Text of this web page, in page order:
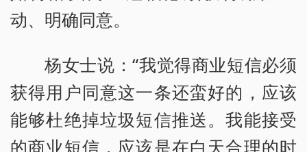
动、明确同意。
杨女士说：“我觉得商业短信必须
获得用户同意这一条还蛮好的，应该
能够杜绝掉垃圾短信推送。我能接受
的商业短信，应该是在白天合理的时